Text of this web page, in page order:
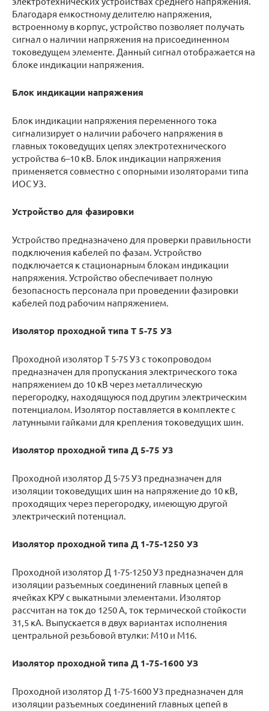
Благодаря емкостному делителю напряжения,
встроенному в корпус, устройство позволяет получать
сигнал о наличии напряжения на присоединенном
токоведущем элементе. Данный сигнал отображается на
блоке индикации напряжения.
Блок индикации напряжения
Блок индикации напряжения переменного тока
сигнализирует о наличии рабочего напряжения в
главных токоведущих цепях электротехнического
устройства 6–10 кВ. Блок индикации напряжения
применяется совместно с опорными изоляторами типа
ИО­С УЗ.
Устройство для фазировки
Устройство предназначено для проверки правильности
подключения кабелей по фазам. Устройство
подключается к стационарным блокам индикации
напряжения. Устройство обеспечивает полную
безопасность персонала при проведении фазировки
кабелей под рабочим напряжением.
Изолятор проходной типа Т 5-75 УЗ
Проходной изолятор Т 5­-75 У3 с токопроводом
предназначен для пропускания электрического тока
напряжением до 10 кВ через металлическую
перегородку, находящуюся под другим электрическим
потенциалом. Изолятор поставляется в комплекте с
латунными гайками для крепления токоведущих шин.
Изолятор проходной типа Д 5-75 У3
Проходной изолятор Д 5-­75 У3 предназначен для
изоляции токоведущих шин на напряжение до 10 кВ,
проходящих через перегородку, имеющую другой
электрический потенциал.
Изолятор проходной типа Д 1-75-1250 УЗ
Проходной изолятор Д 1-­75-­1250 У3 предназначен для
изоляции разъемных соединений главных цепей в
ячейках КРУ с выкатными элементами. Изолятор
рассчитан на ток до 1250 А, ток термической стойкости
31,5 кА. Выпускается в двух вариантах исполнения
центральной резьбовой втулки: М10 и М16.
Изолятор проходной типа Д 1-75-1600 УЗ
Проходной изолятор Д 1-75­-1600 У3 предназначен для
изоляции разъемных соединений главных цепей в